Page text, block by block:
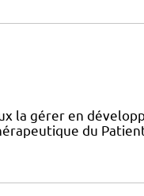
la gérer en
du